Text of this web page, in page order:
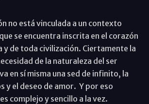
no está vinculada a un contexto
se encuentra inscrita en el corazón
y de toda civilización. Ciertamente la
de la naturaleza del ser
en sí misma una sed de infinito, la
y el deseo de amor. Y por eso
complejo y sencillo a la vez.